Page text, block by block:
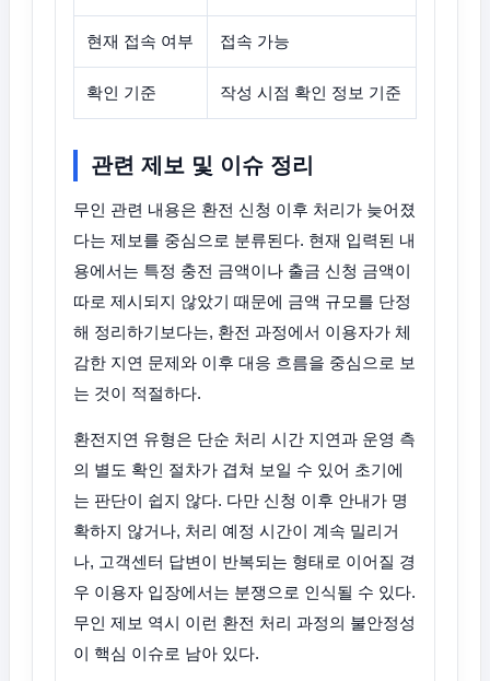
현재 접속 여부 접속 가능
확인 기준 작성 시점 확인 정보 기준
관련 제보 및 이슈 정리
무인 관련 내용은 환전 신청 이후 처리가 늦어졌
다는 제보를 중심으로 분류된다. 현재 입력된 내
용에서는 특정 충전 금액이나 출금 신청 금액이
따로 제시되지 않았기 때문에 금액 규모를 단정
해 정리하기보다는, 환전 과정에서 이용자가 체
감한 지연 문제와 이후 대응 흐름을 중심으로 보
는 것이 적절하다.
환전지연 유형은 단순 처리 시간 지연과 운영 측
의 별도 확인 절차가 겹쳐 보일 수 있어 초기에
는 판단이 쉽지 않다. 다만 신청 이후 안내가 명
확하지 않거나, 처리 예정 시간이 계속 밀리거
나, 고객센터 답변이 반복되는 형태로 이어질 경
우 이용자 입장에서는 분쟁으로 인식될 수 있다.
무인 제보 역시 이런 환전 처리 과정의 불안정성
이 핵심 이슈로 남아 있다.